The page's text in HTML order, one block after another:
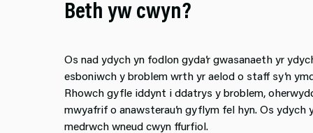
Beth yw cwyn?
Os nad ydych yn fodlon gyda’r gwasanaeth yr
esboniwch y broblem wrth yr aelod o staff sy’n
Rhowch gyfle iddynt i ddatrys y broblem,
mwyafrif o anawsterau’n gyflym fel hyn. Os ydych
medrwch wneud cwyn ffurfiol.